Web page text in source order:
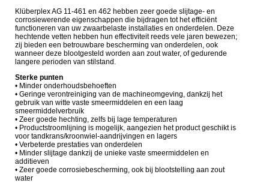
Klüberplex AG 11-461 en 462 hebben zeer goede slijtage- en
corrosiewerende eigenschappen die bijdragen tot het efficiënt
functioneren van uw zwaarbelaste installaties en onderdelen. Deze
hechtende vetten hebben hun effectiviteit reeds vele jaren bewezen;
zij bieden een betrouwbare bescherming van onderdelen, ook
wanneer deze blootgesteld worden aan zout water, of gedurende
langere perioden van stilstand.
Sterke punten
• Minder onderhoudsbehoeften
• Geringe verontreiniging van de machineomgeving, dankzij het
gebruik van witte vaste smeermiddelen en een laag
smeermiddelverbruik
• Zeer goede hechting, zelfs bij lage temperaturen
• Productstroomlijning is mogelijk, aangezien het product geschikt is
voor tandkrans/kroonwiel-aandrijvingen en lagers
• Verbeterde prestaties van onderdelen
• Minder slijtage dankzij de unieke vaste smeermiddelen en
additieven
• Zeer goede corrosiebescherming, ook bij blootstelling aan zout
water